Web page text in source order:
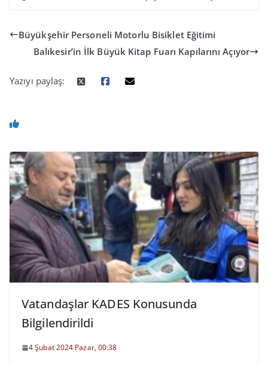
Büyükşehir Personeli Motorlu Bisiklet Eğitimi
Balıkesir’in İlk Büyük Kitap Fuarı Kapılarını Açıyor
Yazıyı paylaş:
Vatandaşlar KADES Konusunda
Bilgilendirildi
4 Şubat 2024 Pazar, 00:38